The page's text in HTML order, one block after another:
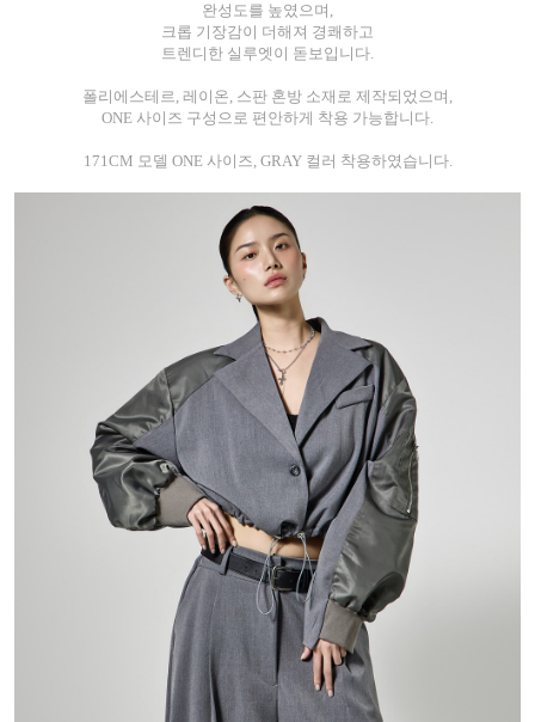
완성도를 높였으며,
크롭 기장감이 더해져 경쾌하고
트렌디한 실루엣이 돋보입니다.
폴리에스테르, 레이온, 스판 혼방 소재로 제작되었으며,
ONE 사이즈 구성으로 편안하게 착용 가능합니다.
171CM 모델 ONE 사이즈, GRAY 컬러 착용하였습니다.